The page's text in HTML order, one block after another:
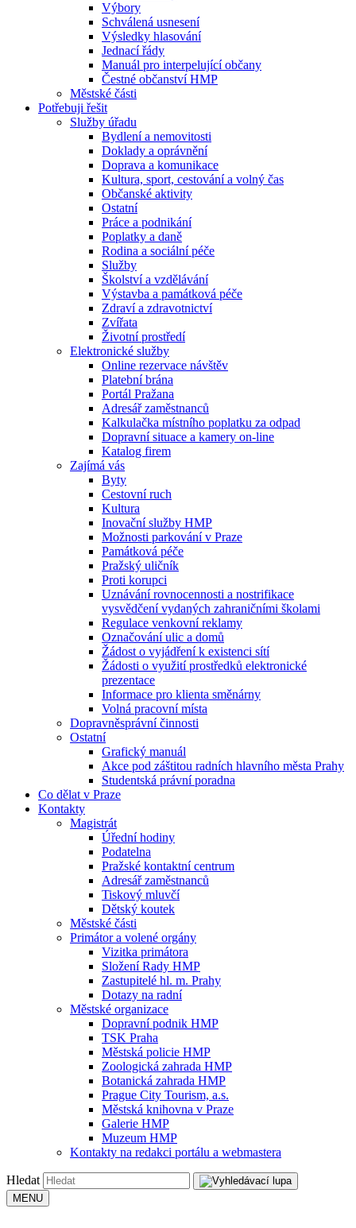
Výbory
Schválená usnesení
Výsledky hlasování
Jednací řády
Manuál pro interpelující občany
Čestné občanství HMP
Městské části
Potřebuji řešit
Služby úřadu
Bydlení a nemovitosti
Doklady a oprávnění
Doprava a komunikace
Kultura, sport, cestování a volný čas
Občanské aktivity
Ostatní
Práce a podnikání
Poplatky a daně
Rodina a sociální péče
Služby
Školství a vzdělávání
Výstavba a památková péče
Zdraví a zdravotnictví
Zvířata
Životní prostředí
Elektronické služby
Online rezervace návštěv
Platební brána
Portál Pražana
Adresář zaměstnanců
Kalkulačka místního poplatku za odpad
Dopravní situace a kamery on-line
Katalog firem
Zajímá vás
Byty
Cestovní ruch
Kultura
Inovační služby HMP
Možnosti parkování v Praze
Památková péče
Pražský uličník
Proti korupci
Uznávání rovnocennosti a nostrifikace
vysvědčení vydaných zahraničními školami
Regulace venkovní reklamy
Označování ulic a domů
Žádost o vyjádření k existenci sítí
Žádosti o využití prostředků elektronické
prezentace
Informace pro klienta směnárny
Volná pracovní místa
Dopravněsprávní činnosti
Ostatní
Grafický manuál
Akce pod záštitou radních hlavního města Prahy
Studentská právní poradna
Co dělat v Praze
Kontakty
Magistrát
Úřední hodiny
Podatelna
Pražské kontaktní centrum
Adresář zaměstnanců
Tiskový mluvčí
Dětský koutek
Městské části
Primátor a volené orgány
Vizitka primátora
Složení Rady HMP
Zastupitelé hl. m. Prahy
Dotazy na radní
Městské organizace
Dopravní podnik HMP
TSK Praha
Městská policie HMP
Zoologická zahrada HMP
Botanická zahrada HMP
Prague City Tourism, a.s.
Městská knihovna v Praze
Galerie HMP
Muzeum HMP
Kontakty na redakci portálu a webmastera
Hledat
MENU